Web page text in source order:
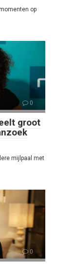
op
0
groot
mijlpaal met
0